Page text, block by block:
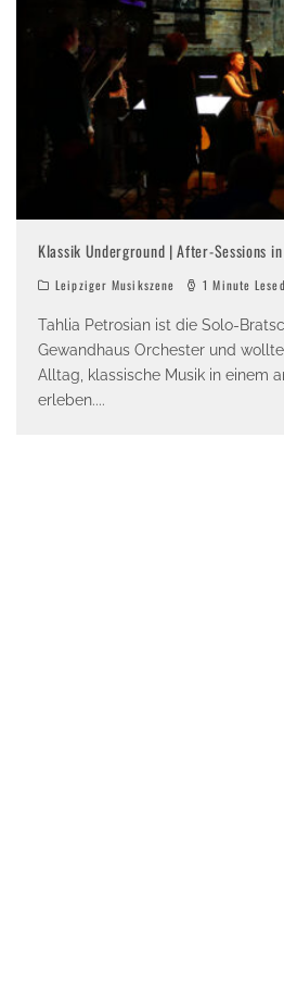
Klassik Underground | After-Sessions
Leipziger Musikszene 1 Minute
Tahlia Petrosian ist die Solo-
Gewandhaus Orchester und
Alltag, klassische Musik in einem
erleben....